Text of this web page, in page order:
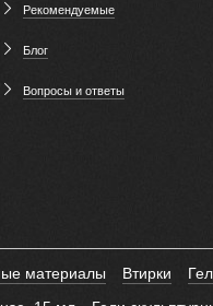
Рекомендуемые
Блог
Вопросы и ответы
материалы Втирки